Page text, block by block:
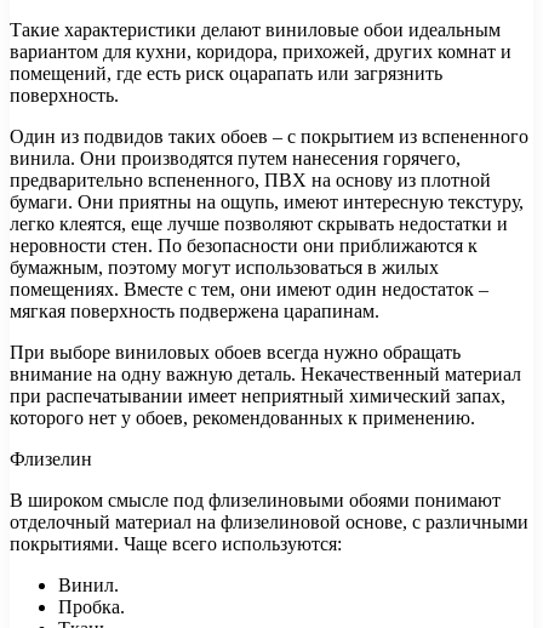
Такие характеристики делают виниловые обои идеальным
вариантом для кухни, коридора, прихожей, других комнат и
помещений, где есть риск оцарапать или загрязнить
поверхность.
Один из подвидов таких обоев – с покрытием из вспененного
винила. Они производятся путем нанесения горячего,
предварительно вспененного, ПВХ на основу из плотной
бумаги. Они приятны на ощупь, имеют интересную текстуру,
легко клеятся, еще лучше позволяют скрывать недостатки и
неровности стен. По безопасности они приближаются к
бумажным, поэтому могут использоваться в жилых
помещениях. Вместе с тем, они имеют один недостаток –
мягкая поверхность подвержена царапинам.
При выборе виниловых обоев всегда нужно обращать
внимание на одну важную деталь. Некачественный материал
при распечатывании имеет неприятный химический запах,
которого нет у обоев, рекомендованных к применению.
Флизелин
В широком смысле под флизелиновыми обоями понимают
отделочный материал на флизелиновой основе, с различными
покрытиями. Чаще всего используются:
Винил.
Пробка.